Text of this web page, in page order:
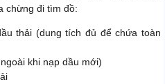
chừng đi tìm đồ:
thải (dung tích đủ để chứa toàn
khi nạp dầu mới)